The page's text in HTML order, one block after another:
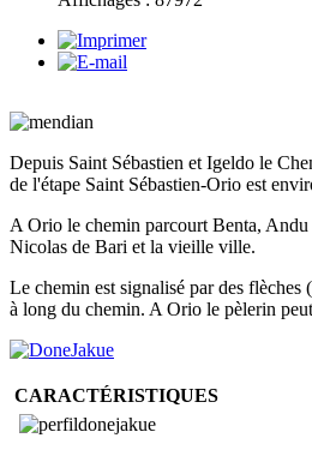
Depuis Saint Sébastien et Igeldo le
de l'étape Saint Sébastien-Orio est
A Orio le chemin parcourt Benta,
Nicolas de Bari et la vieille ville.
Le chemin est signalisé par des
à long du chemin. A Orio le pèlerin
CARACTÉRISTIQUES